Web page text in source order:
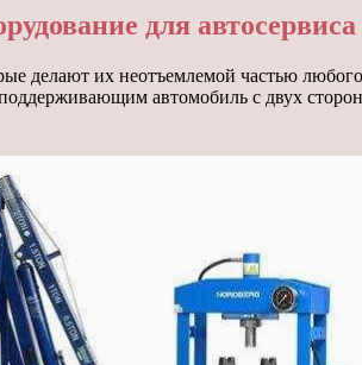
для автосервиса
делают их неотъемлемой частью
автомобиль с двух